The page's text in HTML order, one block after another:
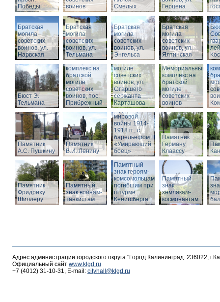
Победы
воинов
Смелых
Герцена
Братская
могила
советских
воинов, ул.
Нарвская
Братская
могила
советских
воинов, ул.
Тельмана
Братская
могила
советских
воинов, ул.
Энгельса
Братская
могила
советских
воинов, ул.
Ялтинская
Бюст Э.
Тельмана
Мемориальный
комплекс на
братской
могиле
советских
воинов, пос.
Прибрежный
Мемориальный
комплекс на
братской
могиле
советских
воинов, ул.
Старшего
сержанта
Карташова
Мемориальный
комплекс на
братской
могиле
советских
воинов
Памятник
А.С. Пушкину
Памятник
В.И. Ленину
Памятник
воинам,
погибшим в
годы Первой
мировой
войны 1914-
1918 гг., с
барельефом
«Умирающий
боец»
Памятник
Герману
Клаассу
Памятник
Фридриху
Шиллеру
Памятный
знак воинам-
танкистам
Памятный
знак героям-
комсомольцам,
погибшим при
штурме
Кенигсберга
Памятный
знак
землякам-
космонавтам
Адрес администрации городского округа "Город Калининград: 236022,
Официальный сайт www.klgd.ru
+7 (4012) 31-10-31, E-mail: cityhall@klgd.ru